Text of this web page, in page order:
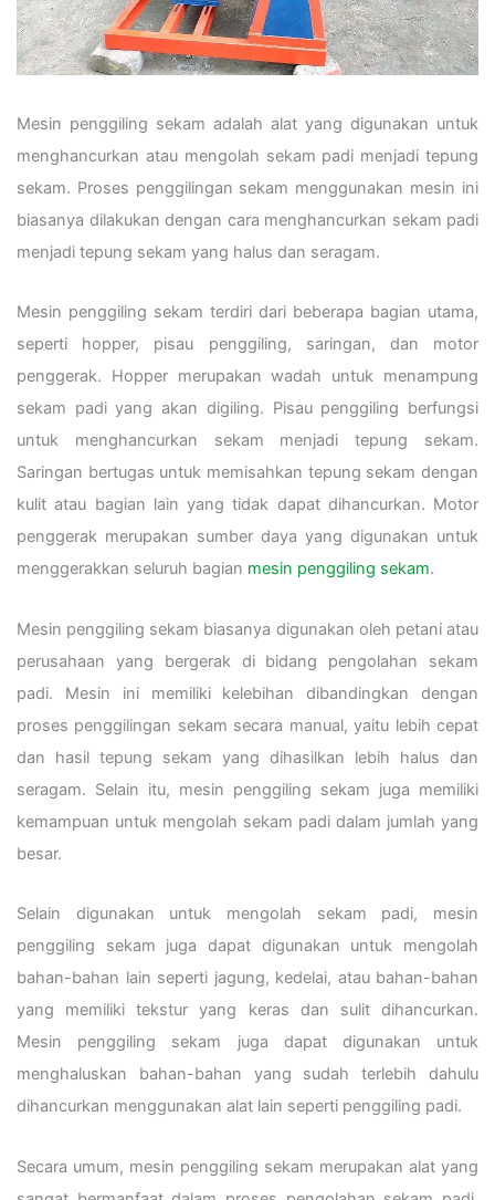
Mesin penggiling sekam adalah alat yang digunakan untuk
menghancurkan atau mengolah sekam padi menjadi tepung
sekam. Proses penggilingan sekam menggunakan mesin ini
biasanya dilakukan dengan cara menghancurkan sekam padi
menjadi tepung sekam yang halus dan seragam.
Mesin penggiling sekam terdiri dari beberapa bagian utama,
seperti hopper, pisau penggiling, saringan, dan motor
penggerak. Hopper merupakan wadah untuk menampung
sekam padi yang akan digiling. Pisau penggiling berfungsi
untuk menghancurkan sekam menjadi tepung sekam.
Saringan bertugas untuk memisahkan tepung sekam dengan
kulit atau bagian lain yang tidak dapat dihancurkan. Motor
penggerak merupakan sumber daya yang digunakan untuk
menggerakkan seluruh bagian mesin penggiling sekam.
Mesin penggiling sekam biasanya digunakan oleh petani atau
perusahaan yang bergerak di bidang pengolahan sekam
padi. Mesin ini memiliki kelebihan dibandingkan dengan
proses penggilingan sekam secara manual, yaitu lebih cepat
dan hasil tepung sekam yang dihasilkan lebih halus dan
seragam. Selain itu, mesin penggiling sekam juga memiliki
kemampuan untuk mengolah sekam padi dalam jumlah yang
besar.
Selain digunakan untuk mengolah sekam padi, mesin
penggiling sekam juga dapat digunakan untuk mengolah
bahan-bahan lain seperti jagung, kedelai, atau bahan-bahan
yang memiliki tekstur yang keras dan sulit dihancurkan.
Mesin penggiling sekam juga dapat digunakan untuk
menghaluskan bahan-bahan yang sudah terlebih dahulu
dihancurkan menggunakan alat lain seperti penggiling padi.
Secara umum, mesin penggiling sekam merupakan alat yang